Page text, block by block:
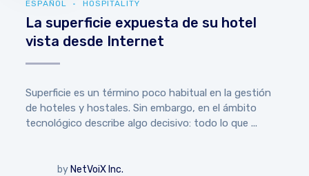
ESPAÑOL HOSPITALITY
La superficie expuesta de su hotel
vista desde Internet
Superficie es un término poco habitual en la gestión
de hoteles y hostales. Sin embargo, en el ámbito
tecnológico describe algo decisivo: todo lo que ...
by NetVoiX Inc.